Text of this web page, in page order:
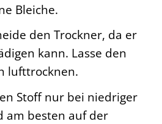
Bleiche.
den Trockner, da er
kann. Lasse den
lufttrocknen.
Stoff nur bei niedriger
am besten auf der